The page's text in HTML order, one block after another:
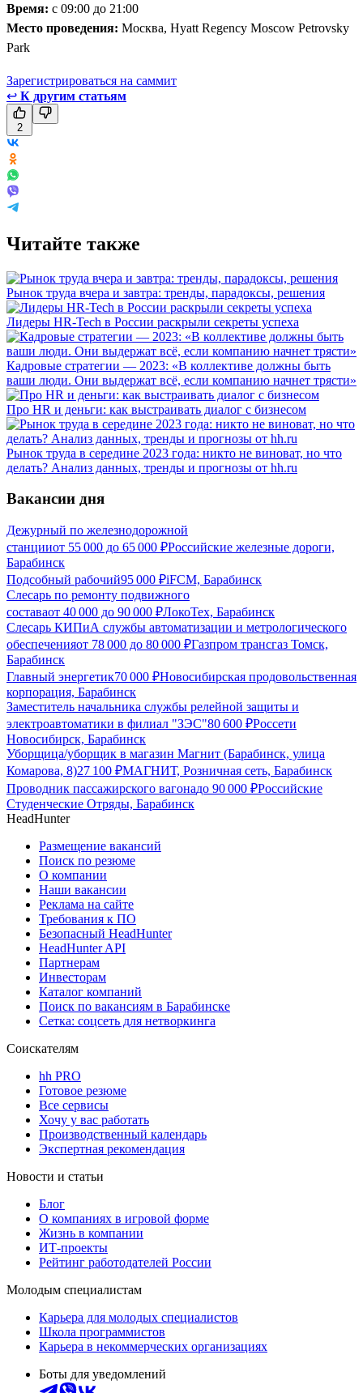
Время: с 09:00 до 21:00
Место проведения: Москва, Hyatt Regency Moscow Petrovsky
Park
Зарегистрироваться на саммит
↩ К другим статьям
2
Читайте также
Рынок труда вчера и завтра: тренды, парадоксы, решения
Лидеры HR-Tech в России раскрыли секреты успеха
Кадровые стратегии — 2023: «В коллективе должны быть
ваши люди. Они выдержат всё, если компанию начнет трясти»
Про HR и деньги: как выстраивать диалог с бизнесом
Рынок труда в середине 2023 года: никто не виноват, но что
делать? Анализ данных, тренды и прогнозы от hh.ru
Вакансии дня
Дежурный по железнодорожной
станцииот 55 000 до 65 000 ₽Российские железные дороги,
Барабинск
Подсобный рабочий95 000 ₽iFCM, Барабинск
Слесарь по ремонту подвижного
составаот 40 000 до 90 000 ₽ЛокоТех, Барабинск
Слесарь КИПиА службы автоматизации и метрологического
обеспеченияот 78 000 до 80 000 ₽Газпром трансгаз Томск,
Барабинск
Главный энергетик70 000 ₽Новосибирская продовольственная
корпорация, Барабинск
Заместитель начальника службы релейной защиты и
электроавтоматики в филиал "ЗЭС"80 600 ₽Россети
Новосибирск, Барабинск
Уборщица/уборщик в магазин Магнит (Барабинск, улица
Комарова, 8)27 100 ₽МАГНИТ, Розничная сеть, Барабинск
Проводник пассажирского вагонадо 90 000 ₽Российские
Студенческие Отряды, Барабинск
HeadHunter
Размещение вакансий
Поиск по резюме
О компании
Наши вакансии
Реклама на сайте
Требования к ПО
Безопасный HeadHunter
HeadHunter API
Партнерам
Инвесторам
Каталог компаний
Поиск по вакансиям в Барабинске
Сетка: соцсеть для нетворкинга
Соискателям
hh PRO
Готовое резюме
Все сервисы
Хочу у вас работать
Производственный календарь
Экспертная рекомендация
Новости и статьи
Блог
О компаниях в игровой форме
Жизнь в компании
ИТ-проекты
Рейтинг работодателей России
Молодым специалистам
Карьера для молодых специалистов
Школа программистов
Карьера в некоммерческих организациях
Боты для уведомлений